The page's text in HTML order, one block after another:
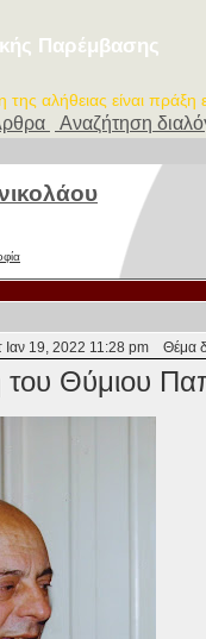
Παρέμβασης
αλήθειας είναι πράξη
Αναζήτηση
Ιαν 19, 2022 11:28 pm Θέμα
του Θύμιου